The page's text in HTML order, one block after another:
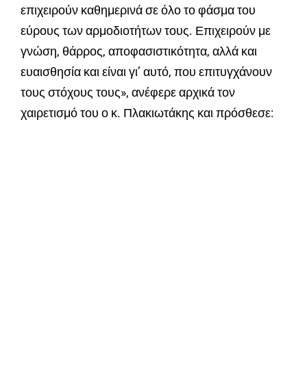
επιχειρούν καθημερινά σε όλο το φάσμα του
εύρους των αρμοδιοτήτων τους. Επιχειρούν με
γνώση, θάρρος, αποφασιστικότητα, αλλά και
ευαισθησία και είναι γι’ αυτό, που επιτυγχάνουν
τους στόχους τους», ανέφερε αρχικά τον
χαιρετισμό του ο κ. Πλακιωτάκης και πρόσθεσε: